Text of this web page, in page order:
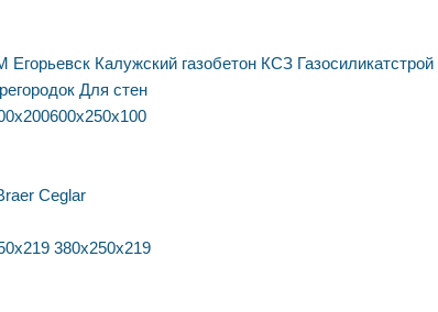
Егорьевск Калужский газобетон КСЗ Газосиликатстрой
Для стен
600х250х100
Ceglar
380х250х219